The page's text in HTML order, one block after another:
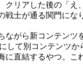
クリアした後の「え
戦士が通る関門にな
ながら新コンテンツ
して別コンテンツ
に直結するやつ。こ